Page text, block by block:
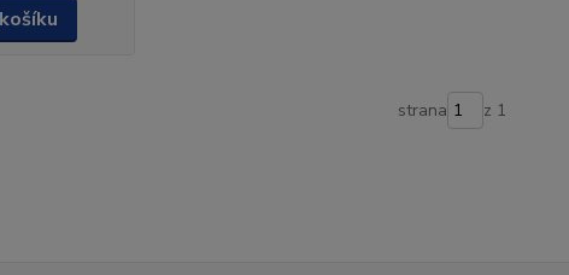
strana z 1